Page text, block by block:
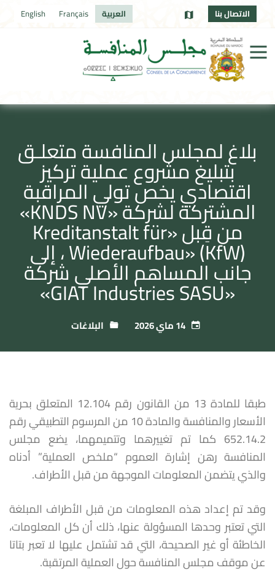
الاتصال بنا العربية Français
English
بلاغ لمجلس المنافسة متعلـق
بتبليغ مشروع عملية تركيز
اقتصادي يخص تولي المراقبة
المشتركة لشركة «KNDS NV»
من قِبل «Kreditanstalt für
Wiederaufbau» (KfW) ، إلى
جانب المساهم الأصلي شركة
«GIAT Industries SASU»
14 ماي 2026 البلاغات
طبقا للمادة 13 من القانون رقم 12.104 المتعلق بحرية
الأسعار والمنافسة والمادة 10 من المرسوم التطبيقي رقم
652.14.2 كما تم تغييرهما وتتميمهما، يضع مجلس
المنافسة رهن إشارة العموم “ملخص العملية” أدناه
والذي يتضمن المعلومات الموجهة من قبل الأطراف.
وقد تم إعداد هذه المعلومات من قبل الأطراف المبلغة
التي تعتبر وحدها المسؤولة عنها، ذلك أن كل المعلومات،
الخاطئة أو غير الصحيحة، التي قد تشتمل عليها لا تعبر بتاتا
عن موقف مجلس المنافسة حول العملية المرتقبة.